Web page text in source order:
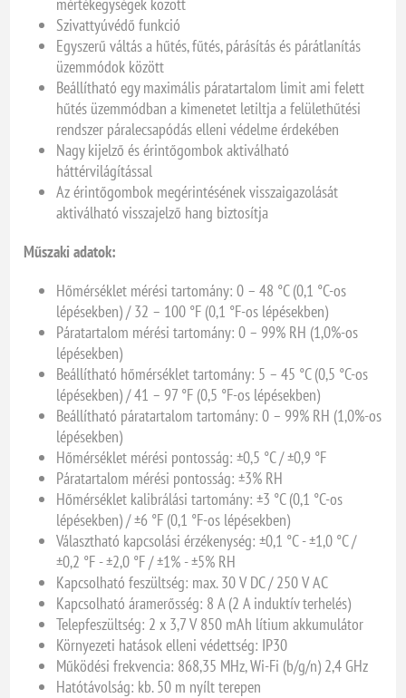
Szivattyúvédő funkció
Egyszerű váltás a hűtés, fűtés, párásítás és párátlanítás
üzemmódok között
Beállítható egy maximális páratartalom limit ami felett
hűtés üzemmódban a kimenetet letiltja a felülethűtési
rendszer páralecsapódás elleni védelme érdekében
Nagy kijelző és érintőgombok aktiválható
háttérvilágítással
Az érintőgombok megérintésének visszaigazolását
aktiválható visszajelző hang biztosítja
Műszaki adatok:
Hőmérséklet mérési tartomány: 0 – 48 °C (0,1 °C-os
lépésekben) / 32 – 100 °F (0,1 °F-os lépésekben)
Páratartalom mérési tartomány: 0 – 99% RH (1,0%-os
lépésekben)
Beállítható hőmérséklet tartomány: 5 – 45 °C (0,5 °C-os
lépésekben) / 41 – 97 °F (0,5 °F-os lépésekben)
Beállítható páratartalom tartomány: 0 – 99% RH (1,0%-os
lépésekben)
Hőmérséklet mérési pontosság: ±0,5 °C / ±0,9 °F
Páratartalom mérési pontosság: ±3% RH
Hőmérséklet kalibrálási tartomány: ±3 °C (0,1 °C-os
lépésekben) / ±6 °F (0,1 °F-os lépésekben)
Választható kapcsolási érzékenység: ±0,1 °C - ±1,0 °C /
±0,2 °F - ±2,0 °F / ±1% - ±5% RH
Kapcsolható feszültség: max. 30 V DC / 250 V AC
Kapcsolható áramerősség: 8 A (2 A induktív terhelés)
Telepfeszültség: 2 x 3,7 V 850 mAh lítium akkumulátor
Környezeti hatások elleni védettség: IP30
Működési frekvencia: 868,35 MHz, Wi-Fi (b/g/n) 2,4 GHz
Hatótávolság: kb. 50 m nyílt terepen